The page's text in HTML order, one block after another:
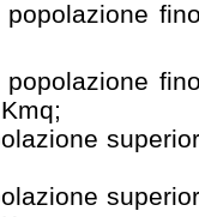
fino a
fino a
superiore
superiore